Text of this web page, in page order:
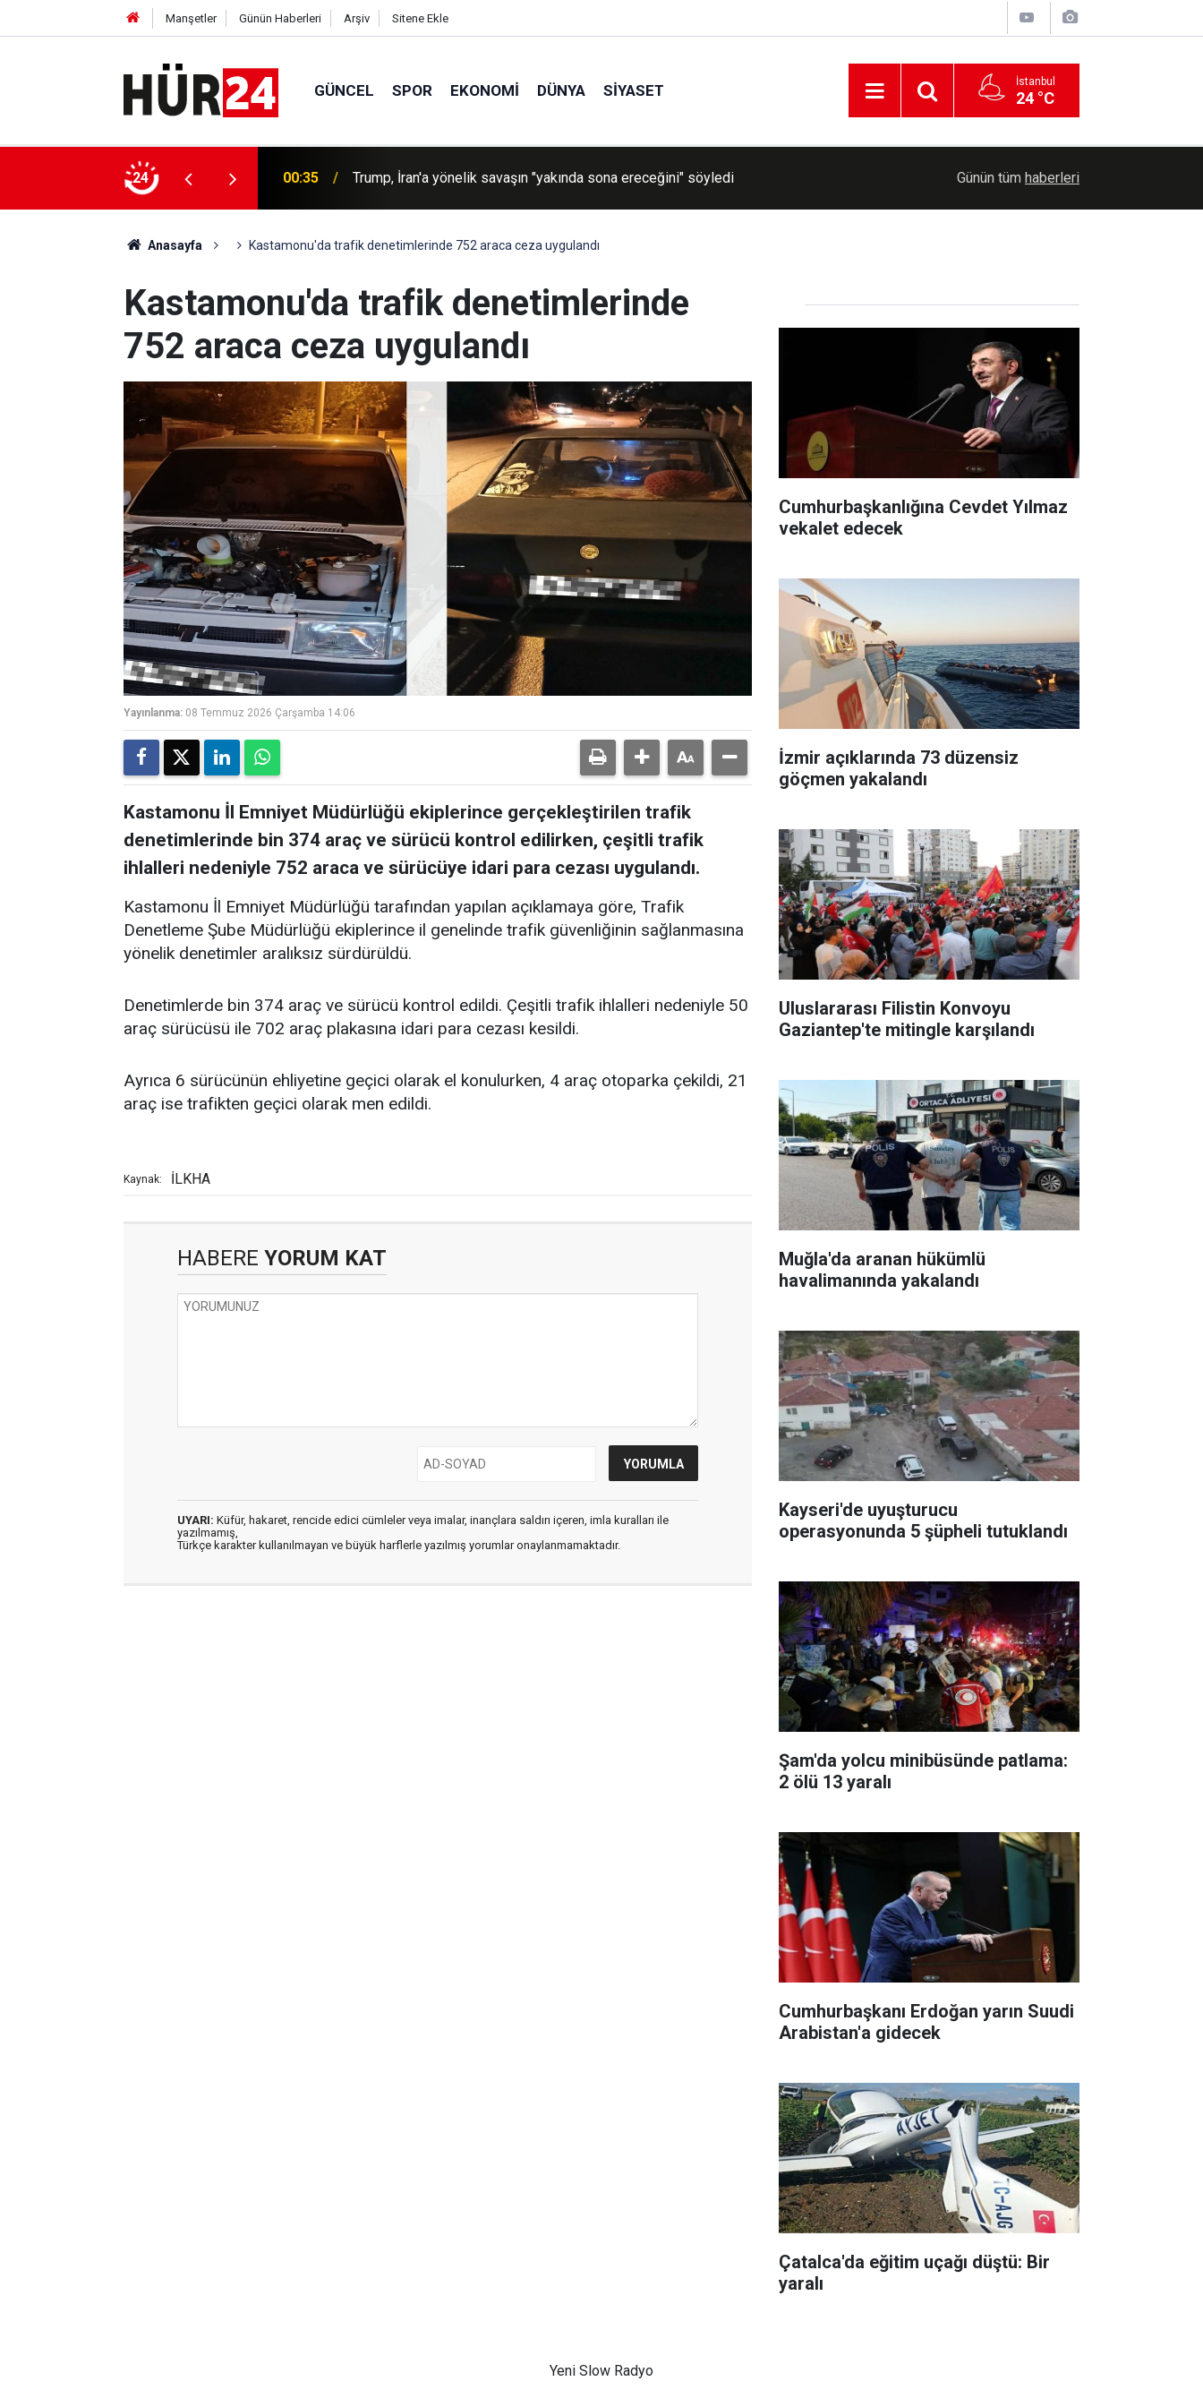
Manşetler Günün Haberleri Arşiv Sitene Ekle
GÜNCEL SPOR EKONOMI DÜNYA SIYASET İstanbul
24 °C
24
hacmine bağlı olacak 00:35 Trump, İran'a yönelik savaşın "yakında sona ereceğini" söyledi Cumhurbaşkanlığına Cevdet Yılmaz vekalet
Günün tüm haberleri
Anasayfa Kastamonu'da trafik denetimlerinde 752 araca ceza uygulandı
Kastamonu'da trafik denetimlerinde
752 araca ceza uygulandı
Yayınlanma: 08 Temmuz 2026 Çarşamba 14:06
Kastamonu İl Emniyet Müdürlüğü ekiplerince gerçekleştirilen trafik
denetimlerinde bin 374 araç ve sürücü kontrol edilirken, çeşitli trafik
ihlalleri nedeniyle 752 araca ve sürücüye idari para cezası uygulandı.
Kastamonu İl Emniyet Müdürlüğü tarafından yapılan açıklamaya göre, Trafik
Denetleme Şube Müdürlüğü ekiplerince il genelinde trafik güvenliğinin sağlanmasına
yönelik denetimler aralıksız sürdürüldü.
Denetimlerde bin 374 araç ve sürücü kontrol edildi. Çeşitli trafik ihlalleri nedeniyle 50
araç sürücüsü ile 702 araç plakasına idari para cezası kesildi.
Ayrıca 6 sürücünün ehliyetine geçici olarak el konulurken, 4 araç otoparka çekildi, 21
araç ise trafikten geçici olarak men edildi.
Kaynak: İLKHA
HABERE YORUM KAT
UYARI: Küfür, hakaret, rencide edici cümleler veya imalar, inançlara saldırı içeren, imla kuralları ile
yazılmamış,
Türkçe karakter kullanılmayan ve büyük harflerle yazılmış yorumlar onaylanmamaktadır.
Cumhurbaşkanlığına Cevdet Yılmaz
vekalet edecek
İzmir açıklarında 73 düzensiz
göçmen yakalandı
Uluslararası Filistin Konvoyu
Gaziantep'te mitingle karşılandı
Muğla'da aranan hükümlü
havalimanında yakalandı
Kayseri'de uyuşturucu
operasyonunda 5 şüpheli tutuklandı
Şam'da yolcu minibüsünde patlama:
2 ölü 13 yaralı
Cumhurbaşkanı Erdoğan yarın Suudi
Arabistan'a gidecek
Çatalca'da eğitim uçağı düştü: Bir
yaralı
Yeni Slow Radyo